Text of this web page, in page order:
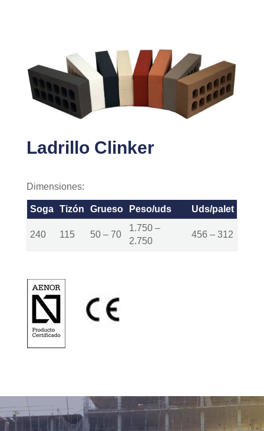
Ladrillo Clinker
Dimensiones:
Soga Tizón Grueso Peso/uds Uds/palet
240 115 50 – 70
1.750 –
2.750
456 – 312